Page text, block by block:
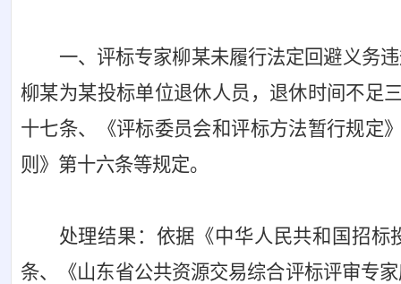
一、评标专家柳某未履行法定回避义务
柳某为某投标单位退休人员，退休时间不足
十七条、《评标委员会和评标方法暂行规定
则》第十六条等规定。
处理结果：依据《中华人民共和国招
条、《山东省公共资源交易综合评标评审专